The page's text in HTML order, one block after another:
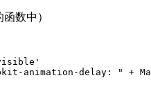
数中）
animation-delay: " +